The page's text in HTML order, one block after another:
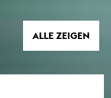
bis 31. Juli sind sie in
zu sehen.ALLE ZEIGEN